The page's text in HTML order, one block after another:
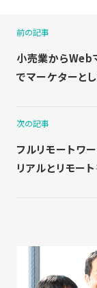
前の記事
小売業からWeb
でマーケターと
次の記事
フルリモートワ
リアルとリモー